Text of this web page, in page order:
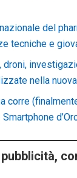
del
tecniche e
droni,
nella
corre